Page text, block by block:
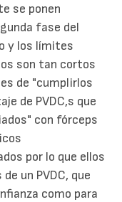
se ponen
fase del
y los límites
son tan cortos
de "cumplirlos
de PVDC,s que
con fórceps
por lo que ellos
un PVDC, que
como para